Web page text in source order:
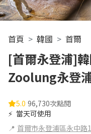
首頁 韓國 首爾
[首爾永登浦]
Zoolung永登
5.0 96,730次點閱
⚡ 當天可使用
📍 首爾市永登浦區永中